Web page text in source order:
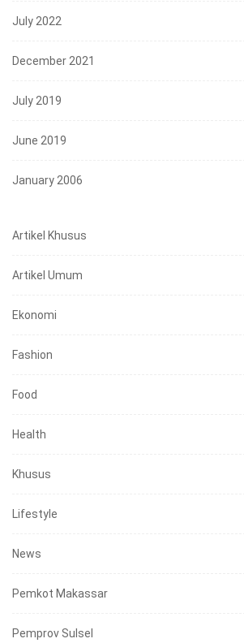
July 2022
December 2021
July 2019
June 2019
January 2006
Artikel Khusus
Artikel Umum
Ekonomi
Fashion
Food
Health
Khusus
Lifestyle
News
Pemkot Makassar
Pemprov Sulsel